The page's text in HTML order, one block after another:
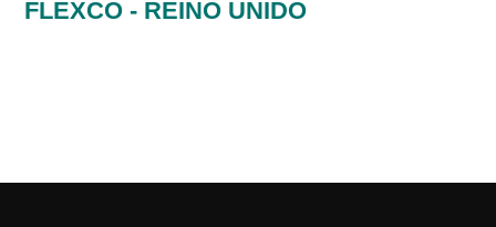
FLEXCO - REINO UNIDO